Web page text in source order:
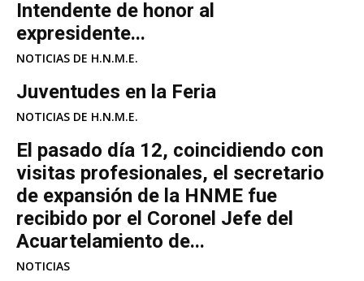
Intendente de honor al
expresidente...
NOTICIAS DE H.N.M.E.
Juventudes en la Feria
NOTICIAS DE H.N.M.E.
El pasado día 12, coincidiendo con
visitas profesionales, el secretario
de expansión de la HNME fue
recibido por el Coronel Jefe del
Acuartelamiento de...
NOTICIAS